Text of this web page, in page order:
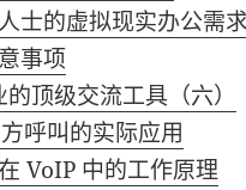
士的虚拟现实办公需求
事项
顶级交流工具（六）
呼叫的实际应用
VoIP 中的工作原理